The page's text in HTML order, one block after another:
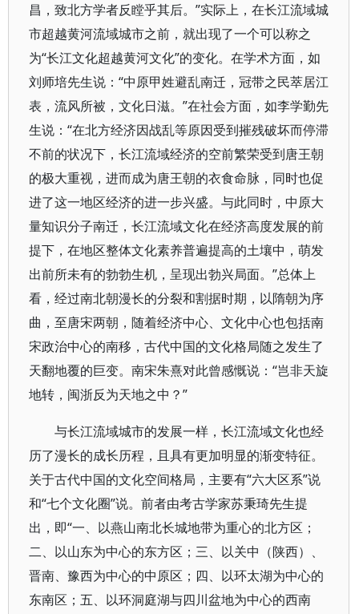
昌，致北方学者反瞠乎其后。”实际上，在长江流域城
市超越黄河流域城市之前，就出现了一个可以称之
为“长江文化超越黄河文化”的变化。在学术方面，如
刘师培先生说：“中原甲姓避乱南迁，冠带之民萃居江
表，流风所被，文化日滋。”在社会方面，如李学勤先
生说：“在北方经济因战乱等原因受到摧残破坏而停滞
不前的状况下，长江流域经济的空前繁荣受到唐王朝
的极大重视，进而成为唐王朝的衣食命脉，同时也促
进了这一地区经济的进一步兴盛。与此同时，中原大
量知识分子南迁，长江流域文化在经济高度发展的前
提下，在地区整体文化素养普遍提高的土壤中，萌发
出前所未有的勃勃生机，呈现出勃兴局面。”总体上
看，经过南北朝漫长的分裂和割据时期，以隋朝为序
曲，至唐宋两朝，随着经济中心、文化中心也包括南
宋政治中心的南移，古代中国的文化格局随之发生了
天翻地覆的巨变。南宋朱熹对此曾感慨说：“岂非天旋
地转，闽浙反为天地之中？”
与长江流域城市的发展一样，长江流域文化也经
历了漫长的成长历程，且具有更加明显的渐变特征。
关于古代中国的文化空间格局，主要有“六大区系”说
和“七个文化圈”说。前者由考古学家苏秉琦先生提
出，即“一、以燕山南北长城地带为重心的北方区；
二、以山东为中心的东方区；三、以关中（陕西）、
晋南、豫西为中心的中原区；四、以环太湖为中心的
东南区；五、以环洞庭湖与四川盆地为中心的西南